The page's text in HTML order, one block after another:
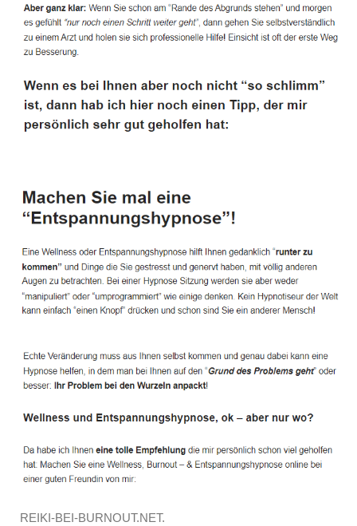
REIKI-BEI-BURNOUT.NET.